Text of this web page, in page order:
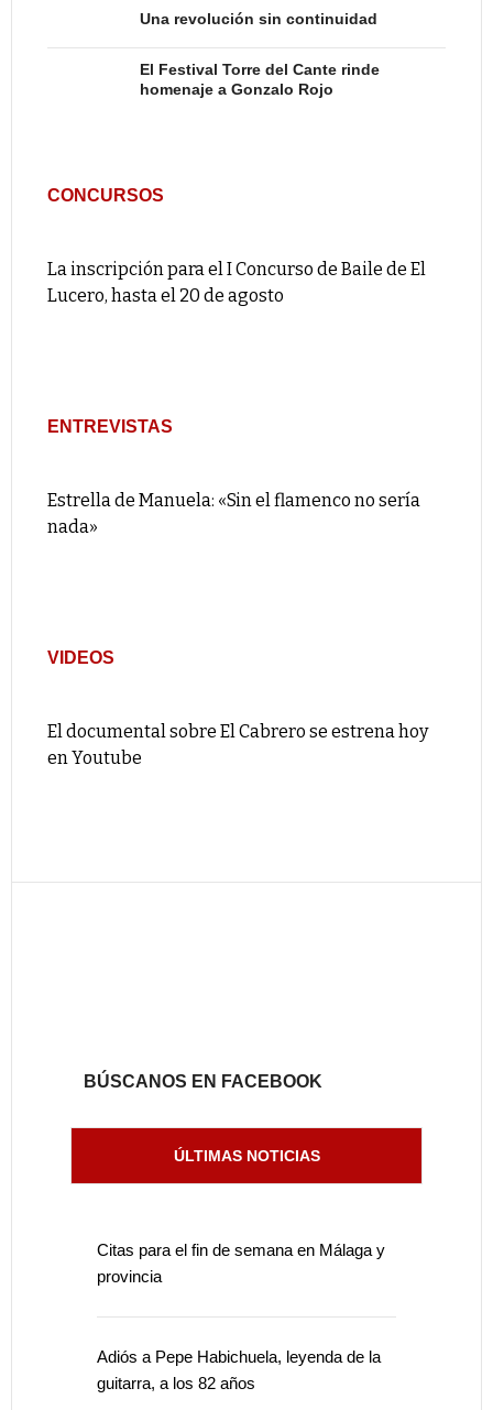
Una revolución sin continuidad
El Festival Torre del Cante rinde
homenaje a Gonzalo Rojo
CONCURSOS
La inscripción para el I Concurso de Baile de El
Lucero, hasta el 20 de agosto
ENTREVISTAS
Estrella de Manuela: «Sin el flamenco no sería
nada»
VIDEOS
El documental sobre El Cabrero se estrena hoy
en Youtube
BÚSCANOS EN FACEBOOK
ÚLTIMAS NOTICIAS
Citas para el fin de semana en Málaga y
provincia
Adiós a Pepe Habichuela, leyenda de la
guitarra, a los 82 años